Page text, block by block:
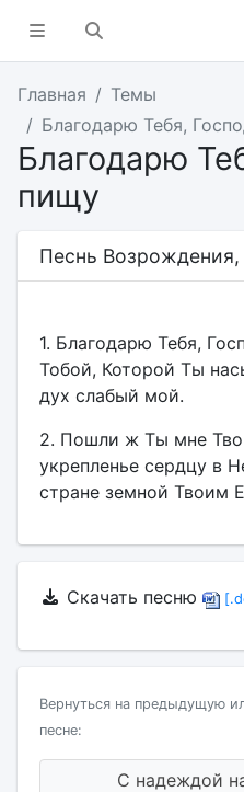
Главная
Темы
Благодарю Тебя,
Благодарю
пищу
Песнь
1. Благодарю Тебя,
Тобой, Которой Ты
дух слабый мой.
2. Пошли ж Ты мне
укрепленье сердцу в
стране земной Твоим
Скачать песню
Вернуться на предыдущую
песне:
С надеждой